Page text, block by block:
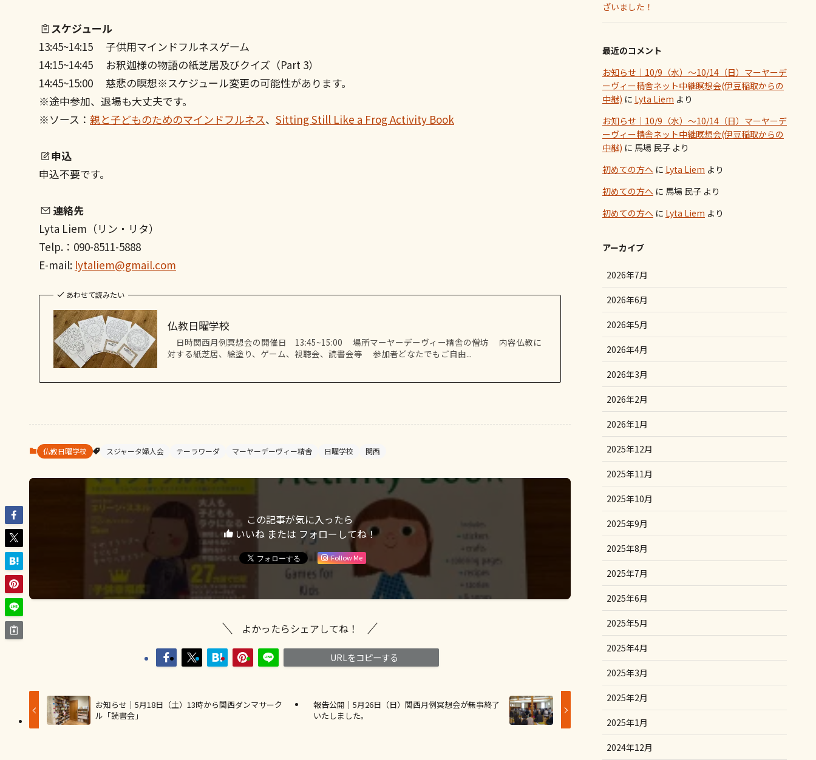
スケジュール
13:45~14:15 子供用マインドフルネスゲーム
14:15~14:45 お釈迦様の物語の紙芝居及びクイズ（Part 3）
14:45~15:00 慈悲の瞑想※スケジュール変更の可能性があります。
※途中参加、退場も大丈夫です。
※ソース： 親と子どものためのマインドフルネス、 Sitting Still Like a Frog Activity Book
申込
申込不要です。
連絡先
Lyta Liem（リン・リタ）
Telp.：090-8511-5888
E-mail: lytaliem@gmail.com
あわせて読みたい
仏教日曜学校
日時関西月例冥想会の開催日 13:45~15:00 場所マーヤーデーヴィー精舎の僧坊 内容仏教に
対する紙芝居、絵塗り、ゲーム、視聴会、読書会等 参加者どなたでもご自由...
仏教日曜学校 スジャータ婦人会 テーラワーダ マーヤーデーヴィー精舎 日曜学校 関西
この記事が気に入ったら
いいね または フォローしてね！
Follow Me
よかったらシェアしてね！
URLをコピーする
お知らせ｜5月18日（土）13時から関西ダンマサーク
ル「読書会」
報告公開｜5月26日（日）関西月例冥想会が無事終了
いたしました。
ざいました！
最近のコメント
お知らせ｜10/9（水）～10/14（日）マーヤーデ
ーヴィー精舎ネット中継瞑想会(伊豆稲取からの
中継) に Lyta Liem より
お知らせ｜10/9（水）～10/14（日）マーヤーデ
ーヴィー精舎ネット中継瞑想会(伊豆稲取からの
中継) に 馬場 民子 より
初めての方へ に Lyta Liem より
初めての方へ に 馬場 民子 より
初めての方へ に Lyta Liem より
アーカイブ
2026年7月
2026年6月
2026年5月
2026年4月
2026年3月
2026年2月
2026年1月
2025年12月
2025年11月
2025年10月
2025年9月
2025年8月
2025年7月
2025年6月
2025年5月
2025年4月
2025年3月
2025年2月
2025年1月
2024年12月